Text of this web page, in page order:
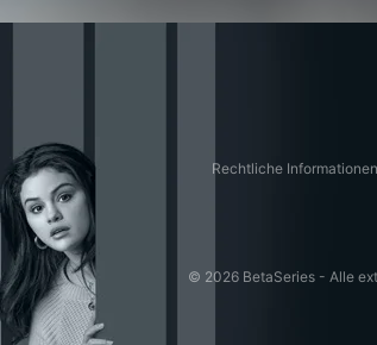
Rechtliche Informationen
© 2026 BetaSeries - Alle